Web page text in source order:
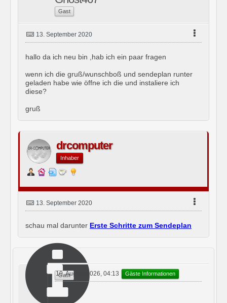
    padding: .4rem .75rem;
    font-size: 1rem;
    font-size: 1rem;
}
div#content {
    min-height: 250px;
    padding: 10px;
    background: #FFF;
    box-shadow: 0 0 5px #333;
nav {
    width: 100%;
}
Gast
13. September 2020
hallo da ich neu bin ,hab ich ein paar fragen
wenn ich die gruß/wunschboß und sendeplan runter
geladen habe wie öffne ich die und instaliere ich
diese?
gruß
drcomputer
Inhaber
13. September 2020
schau mal darunter Erste Schritte zum Sendeplan
Gast
10. August 2026, 04:13 Gäste Informationen